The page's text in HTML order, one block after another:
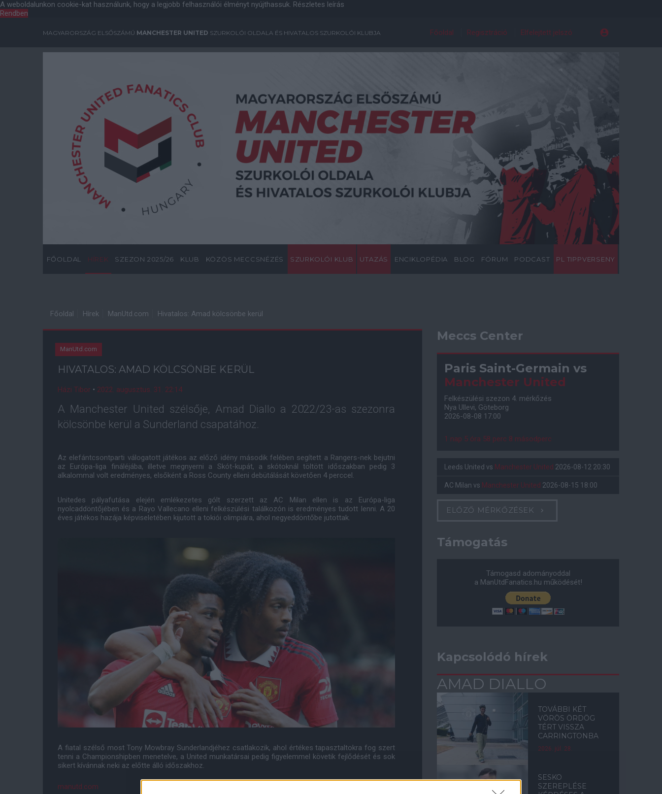
A weboldalunkon cookie-kat használunk, hogy a legjobb felhasználói élményt nyújthassuk. Részletes leírás
Rendben
MAGYARORSZÁG ELSŐSZÁMÚ MANCHESTER UNITED SZURKOLÓI OLDALA ÉS HIVATALOS SZURKOLÓI KLUBJA Főoldal Regisztráció Elfelejtett jelszó
FŐOLDAL HÍREK SZEZON 2025/26 KLUB KÖZÖS MECCSNÉZÉS SZURKOLÓI KLUB UTAZÁS ENCIKLOPÉDIA BLOG FÓRUM PODCAST PL TIPPVERSENY
Főoldal Hírek ManUtd.com Hivatalos: Amad kölcsönbe kerül
ManUtd.com
HIVATALOS: AMAD KÖLCSÖNBE KERÜL
Házi Tibor • 2022. augusztus. 31. 22:14
A Manchester United szélsője, Amad Diallo a 2022/23-as szezonra
kölcsönbe kerül a Sunderland csapatához.
Az elefántcsontparti válogatott játékos az előző idény második felében segített a Rangers-nek bejutni
az Európa-liga fináléjába, illetve megnyerni a Skót-kupát, a skótoknál töltött időszakban pedig 3
alkalommal volt eredményes, elsőként a Ross County elleni debütálását követően 4 perccel.
Unitedes pályafutása elején emlékezetes gólt szerzett az AC Milan ellen is az Európa-liga
nyolcaddöntőjében és a Rayo Vallecano elleni felkészülési találkozón is eredményes tudott lenni. A 20
éves játékos hazája képviseletében kijutott a tokiói olimpiára, ahol negyeddöntőbe jutottak.
A fiatal szélső most Tony Mowbray Sunderlandjéhez csatlakozik, ahol értékes tapasztaltokra fog szert
tenni a Championshipben menetelve, a United munkatársai pedig figyelemmel követik fejlődését és sok
sikert kívánnak neki az előtte álló időszakhoz.
manutd.com
Meccs Center
Paris Saint-Germain vs
Manchester United
Felkészülési szezon 4. mérkőzés
Nya Ullevi, Göteborg
2026-08-08 17:00
1 nap 5 óra 58 perc 6 másodperc
Leeds United vs Manchester United 2026-08-12 20:30
AC Milan vs Manchester United 2026-08-15 18:00
ELŐZŐ MÉRKŐZÉSEK
Támogatás
Támogasd adományoddal
a ManUtdFanatics.hu működését!
Kapcsolódó hírek
AMAD DIALLO
TOVÁBBI KÉT
VÖRÖS ÖRDÖG
TÉRT VISSZA
CARRINGTONBA
2026. júl. 28.
SESKO
SZEREPLÉSE